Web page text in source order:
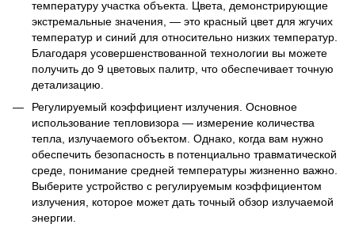
температуру участка объекта. Цвета, демонстрирующие
экстремальные значения, — это красный цвет для жгучих
температур и синий для относительно низких температур.
Благодаря усовершенствованной технологии вы можете
получить до 9 цветовых палитр, что обеспечивает точную
детализацию.
Регулируемый коэффициент излучения. Основное
использование тепловизора — измерение количества
тепла, излучаемого объектом. Однако, когда вам нужно
обеспечить безопасность в потенциально травматической
среде, понимание средней температуры жизненно важно.
Выберите устройство с регулируемым коэффициентом
излучения, которое может дать точный обзор излучаемой
энергии.